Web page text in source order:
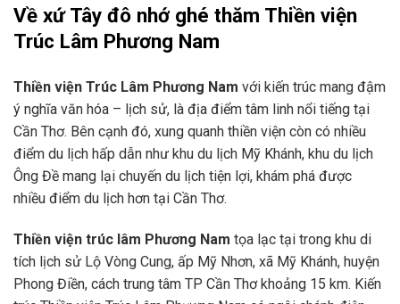
Về xứ Tây đô nhớ ghé thăm Thiền viện
Trúc Lâm Phương Nam
Thiền viện Trúc Lâm Phương Nam với kiến trúc mang đậm
ý nghĩa văn hóa – lịch sử, là địa điểm tâm linh nổi tiếng tại
Cần Thơ. Bên cạnh đó, xung quanh thiền viện còn có nhiều
điểm du lịch hấp dẫn như khu du lịch Mỹ Khánh, khu du lịch
Ông Đề mang lại chuyến du lịch tiện lợi, khám phá được
nhiều điểm du lịch hơn tại Cần Thơ.
Thiền viện trúc lâm Phương Nam tọa lạc tại trong khu di
tích lịch sử Lộ Vòng Cung, ấp Mỹ Nhơn, xã Mỹ Khánh, huyện
Phong Điền, cách trung tâm TP Cần Thơ khoảng 15 km. Kiến